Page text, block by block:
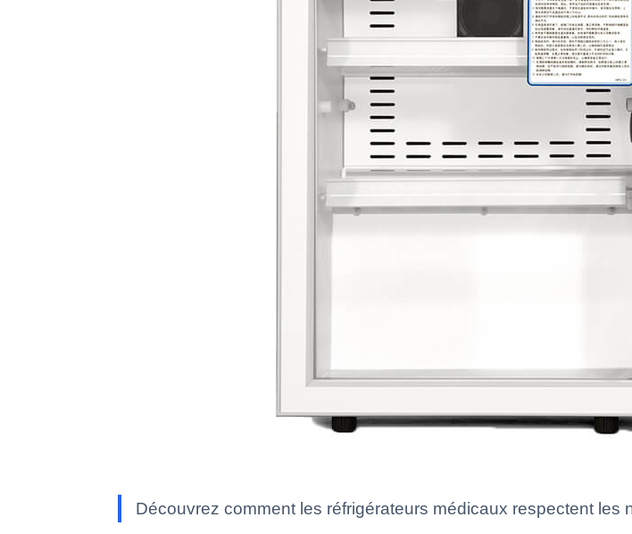
Découvrez comment les réfrigérateurs médicaux respectent